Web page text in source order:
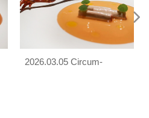
2026.03.05 Circum-